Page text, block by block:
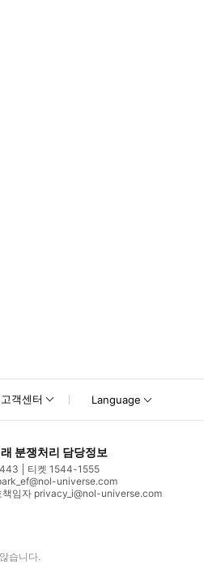
지 않는 게스트를 위한 공간은 없습
고객센터 Language
분쟁처리 담당정보
티켓 1544-1555
universe.com
책임자 privacy_i@nol-universe.com
습니다.